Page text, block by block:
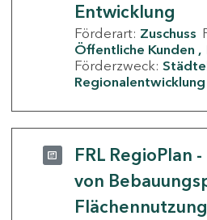
Entwicklung
Förderart: Zuschuss
Öffentliche Kunden
Förderzweck:
Regionalentwicklung
FRL RegioPlan
von